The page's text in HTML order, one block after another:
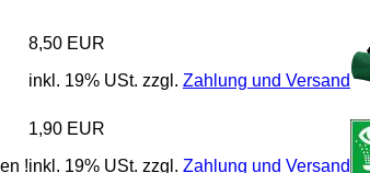
8,50 EUR
inkl. 19% USt. zzgl. Zahlung und Versand
!
1,90 EUR
inkl. 19% USt. zzgl. Zahlung und Versand